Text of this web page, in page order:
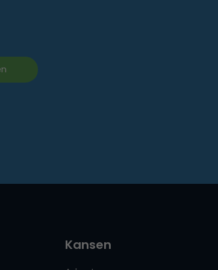
Kansen